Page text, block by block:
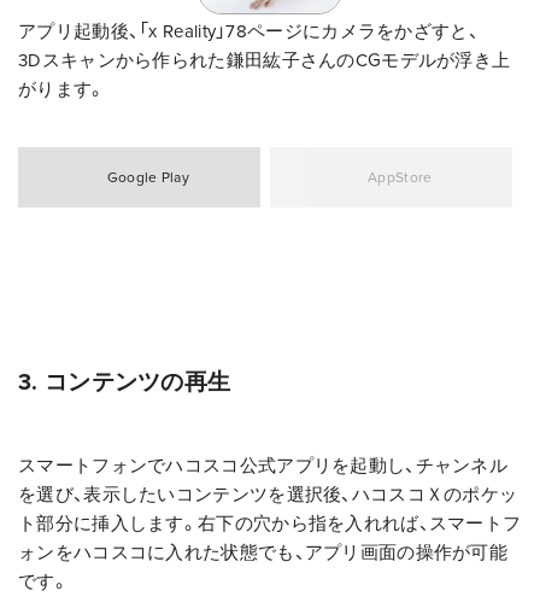
アプリ起動後、「x Reality」78ページにカメラをかざすと、
3Dスキャンから作られた鎌田紘子さんのCGモデルが浮き上
がります。
AppStore
Google Play
3. コンテンツの再生
スマートフォンでハコスコ公式アプリを起動し、チャンネル
を選び、表示したいコンテンツを選択後、ハコスコＸのポケッ
ト部分に挿入します。右下の穴から指を入れれば、スマートフ
ォンをハコスコに入れた状態でも、アプリ画面の操作が可能
です。